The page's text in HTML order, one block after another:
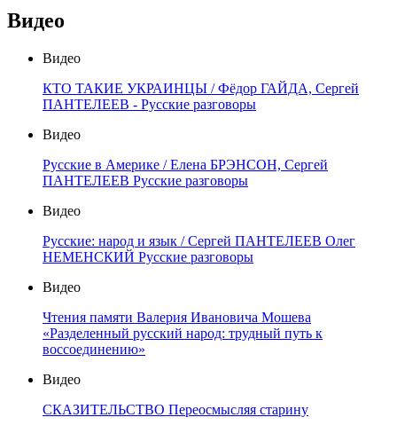
Видео
Видео
КТО ТАКИЕ УКРАИНЦЫ / Фёдор ГАЙДА, Сергей
ПАНТЕЛЕЕВ - Русские разговоры
Видео
Русские в Америке / Елена БРЭНСОН, Сергей
ПАНТЕЛЕЕВ Русские разговоры
Видео
Русские: народ и язык / Сергей ПАНТЕЛЕЕВ Олег
НЕМЕНСКИЙ Русские разговоры
Видео
Чтения памяти Валерия Ивановича Мошева
«Разделенный русский народ: трудный путь к
воссоединению»
Видео
СКАЗИТЕЛЬСТВО Переосмысляя старину